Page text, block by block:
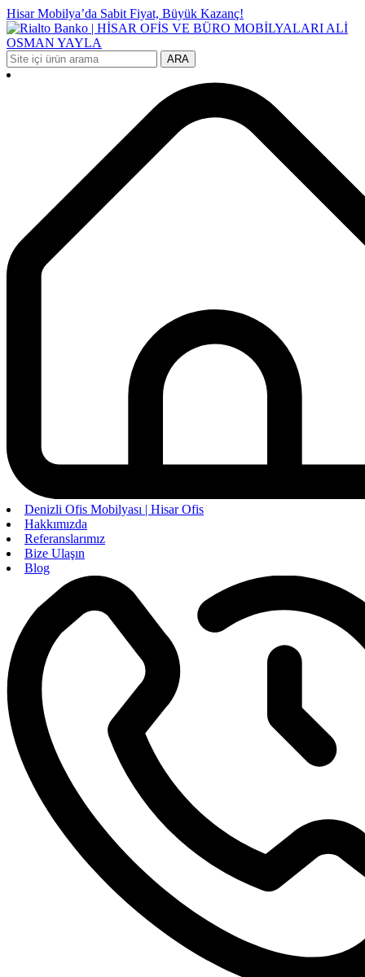
Hisar Mobilya’da Sabit Fiyat, Büyük Kazanç!
ARA
Denizli Ofis Mobilyası | Hisar Ofis
Hakkımızda
Referanslarımız
Bize Ulaşın
Blog